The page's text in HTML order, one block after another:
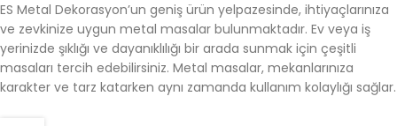
ES Metal Dekorasyon’un geniş ürün yelpazesinde, ihtiyaçlarınıza
ve zevkinize uygun metal masalar bulunmaktadır. Ev veya iş
yerinizde şıklığı ve dayanıklılığı bir arada sunmak için çeşitli
masaları tercih edebilirsiniz. Metal masalar, mekanlarınıza
karakter ve tarz katarken aynı zamanda kullanım kolaylığı sağlar.